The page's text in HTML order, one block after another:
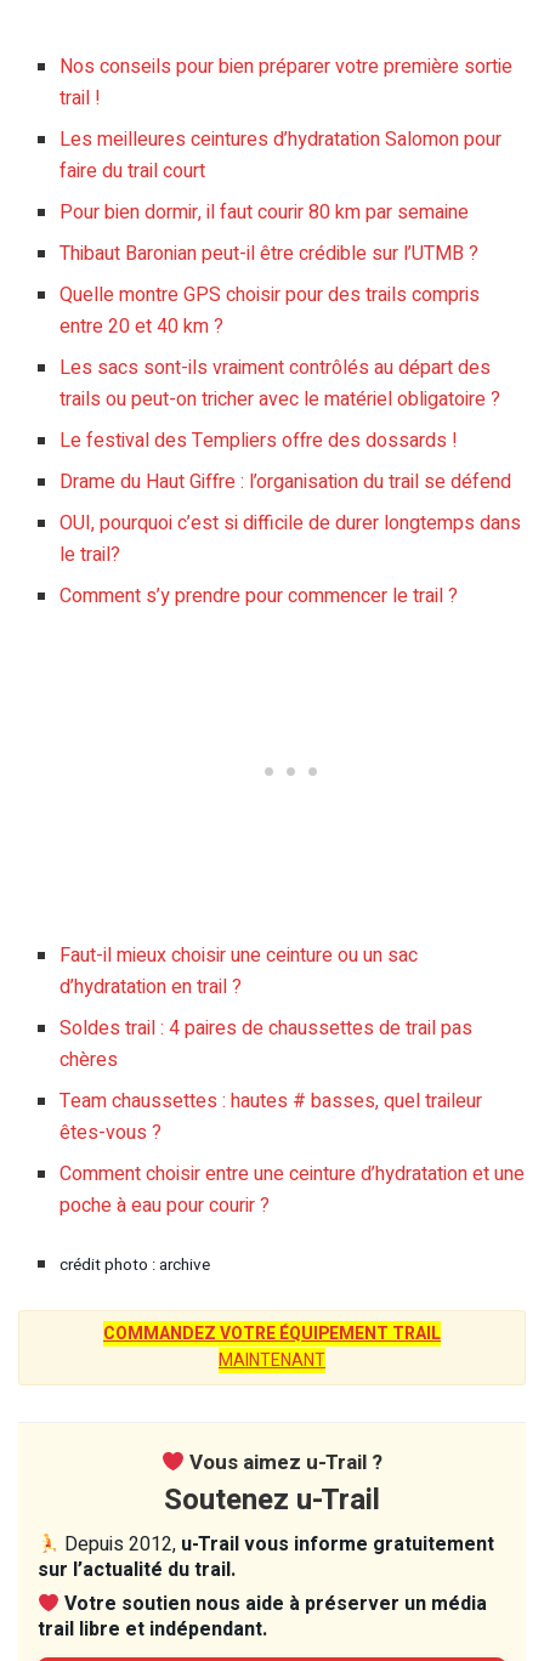
Nos conseils pour bien préparer votre première sortie
trail !
Les meilleures ceintures d’hydratation Salomon pour
faire du trail court
Pour bien dormir, il faut courir 80 km par semaine
Thibaut Baronian peut-il être crédible sur l’UTMB ?
Quelle montre GPS choisir pour des trails compris
entre 20 et 40 km ?
Les sacs sont-ils vraiment contrôlés au départ des
trails ou peut-on tricher avec le matériel obligatoire ?
Le festival des Templiers offre des dossards !
Drame du Haut Giffre : l’organisation du trail se défend
OUI, pourquoi c’est si difficile de durer longtemps dans
le trail?
Comment s’y prendre pour commencer le trail ?
Faut-il mieux choisir une ceinture ou un sac
d’hydratation en trail ?
Soldes trail : 4 paires de chaussettes de trail pas
chères
Team chaussettes : hautes # basses, quel traileur
êtes-vous ?
Comment choisir entre une ceinture d’hydratation et une
poche à eau pour courir ?
crédit photo : archive
COMMANDEZ VOTRE ÉQUIPEMENT TRAIL
MAINTENANT
Vous aimez u-Trail ?
Soutenez u-Trail
Depuis 2012, u-Trail vous informe gratuitement
sur l’actualité du trail.
Votre soutien nous aide à préserver un média
trail libre et indépendant.